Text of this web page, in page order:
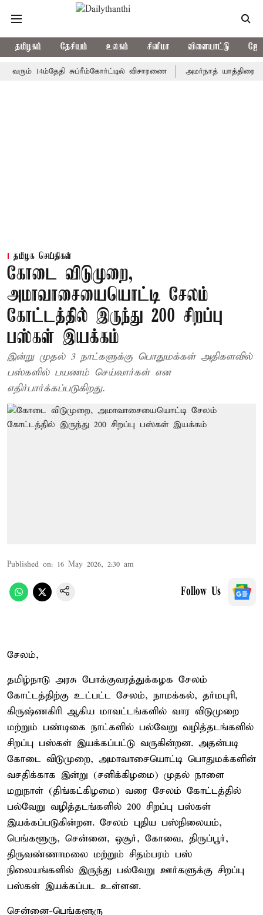
தமிழகம் தேசியம் உலகம் சினிமா விளையாட்டு
14ம்தேதி சுப்ரீம்கோர்ட்டில் விசாரணை அமர்நாத் யாத்திரை
தமிழக செய்திகள்
கோடை விடுமுறை,
அமாவாசையையொட்டி சேலம்
கோட்டத்தில் இருந்து 200 சிறப்பு
பஸ்கள் இயக்கம்
இன்று முதல் 3 நாட்களுக்கு பொதுமக்கள் அதிகளவில்
பஸ்களில் பயணம் செய்வார்கள் என
எதிர்பார்க்கப்படுகிறது.
Published on: 16 May 2026, 2:30 am
Follow Us
சேலம்,
தமிழ்நாடு அரசு போக்குவரத்துக்கழக சேலம்
கோட்டத்திற்கு உட்பட்ட சேலம், நாமக்கல், தர்மபுரி,
கிருஷ்ணகிரி ஆகிய மாவட்டங்களில் வார விடுமுறை
மற்றும் பண்டிகை நாட்களில் பல்வேறு வழித்தடங்களில்
சிறப்பு பஸ்கள் இயக்கப்பட்டு வருகின்றன. அதன்படி
கோடை விடுமுறை, அமாவாசையொட்டி பொதுமக்களின்
வசதிக்காக இன்று (சனிக்கிழமை) முதல் நாளை
மறுநாள் (திங்கட்கிழமை) வரை சேலம் கோட்டத்தில்
பல்வேறு வழித்தடங்களில் 200 சிறப்பு பஸ்கள்
இயக்கப்படுகின்றன. சேலம் புதிய பஸ்நிலையம்,
பெங்களூரு, சென்னை, ஒசூர், கோவை, திருப்பூர்,
திருவண்ணாமலை மற்றும் சிதம்பரம் பஸ்
நிலையங்களில் இருந்து பல்வேறு ஊர்களுக்கு சிறப்பு
பஸ்கள் இயக்கப்பட உள்ளன.
சென்னை-பெங்களூரு